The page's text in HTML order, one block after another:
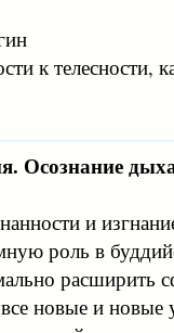
к телесности,
Осознание
и
роль в
расширить
новые и новые